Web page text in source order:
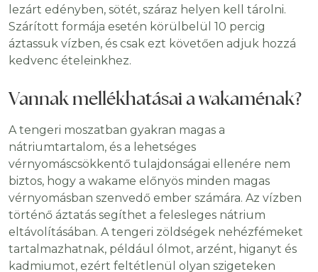
lezárt edényben, sötét, száraz helyen kell tárolni.
Szárított formája esetén körülbelül 10 percig
áztassuk vízben, és csak ezt követően adjuk hozzá
kedvenc ételeinkhez.
Vannak mellékhatásai a wakaménak?
A tengeri moszatban gyakran magas a
nátriumtartalom, és a lehetséges
vérnyomáscsökkentő tulajdonságai ellenére nem
biztos, hogy a wakame előnyös minden magas
vérnyomásban szenvedő ember számára. Az vízben
történő áztatás segíthet a felesleges nátrium
eltávolításában. A tengeri zöldségek nehézfémeket
tartalmazhatnak, például ólmot, arzént, higanyt és
kadmiumot, ezért feltétlenül olyan szigeteken